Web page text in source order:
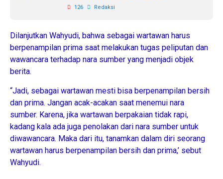
126 Redaksi
Dilanjutkan Wahyudi, bahwa sebagai wartawan harus
berpenampilan prima saat melakukan tugas peliputan dan
wawancara terhadap nara sumber yang menjadi objek
berita.
“Jadi, sebagai wartawan mesti bisa berpenampilan bersih
dan prima. Jangan acak-acakan saat menemui nara
sumber. Karena, jika wartawan berpakaian tidak rapi,
kadang kala ada juga penolakan dari nara sumber untuk
diwawancara. Maka dari itu, tanamkan dalam diri seorang
wartawan harus berpenampilan bersih dan prima,’ sebut
Wahyudi.